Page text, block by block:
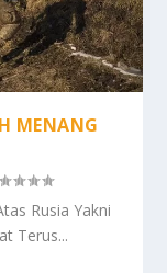
MENANG
Rusia Yakni
Terus...